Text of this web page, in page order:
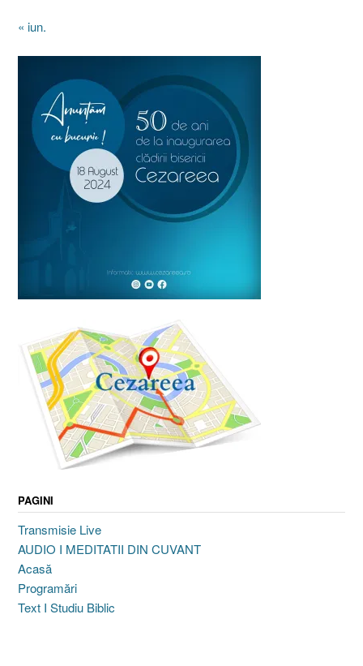
« iun.
PAGINI
Transmisie Live
AUDIO I MEDITATII DIN CUVANT
Acasă
Programări
Text I Studiu Biblic